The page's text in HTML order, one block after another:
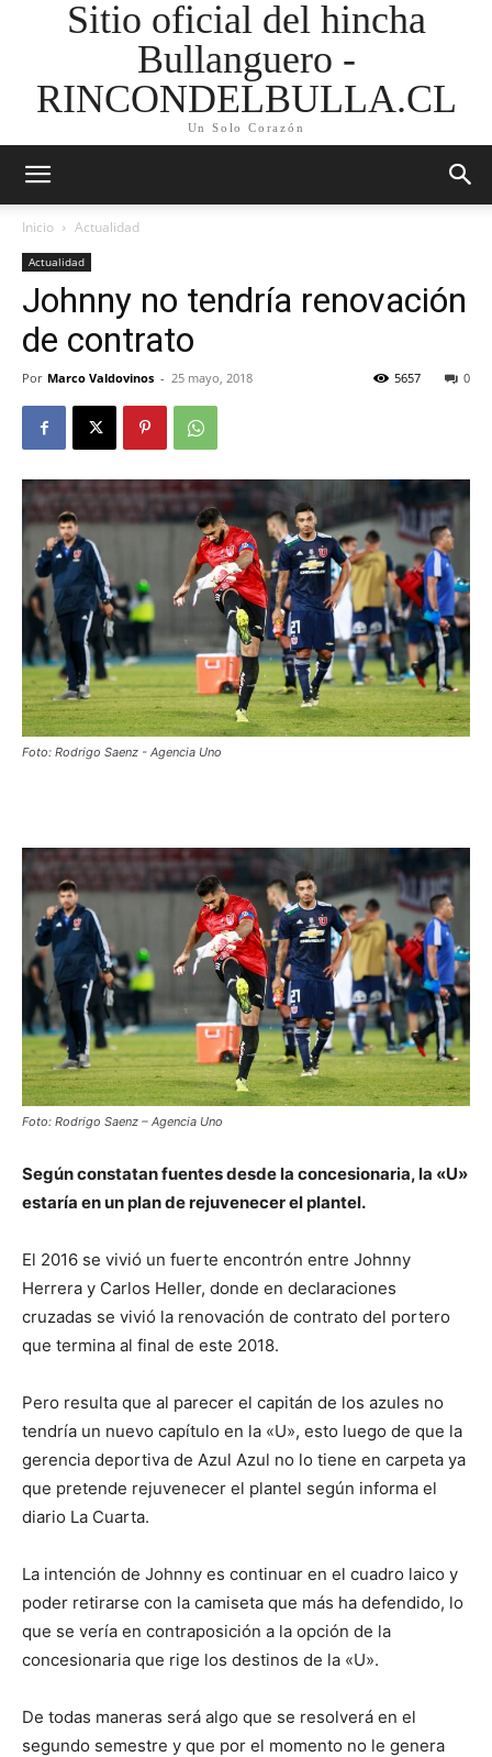
Sitio oficial del hincha
Bullanguero -
RINCONDELBULLA.CL
Un Solo Corazón
Inicio Actualidad
Actualidad
Johnny no tendría renovación
de contrato
Por Marco Valdovinos - 25 mayo, 2018 0
5657
Foto: Rodrigo Saenz - Agencia Uno
Foto: Rodrigo Saenz – Agencia Uno
Según constatan fuentes desde la concesionaria, la «U»
estaría en un plan de rejuvenecer el plantel.
El 2016 se vivió un fuerte encontrón entre Johnny
Herrera y Carlos Heller, donde en declaraciones
cruzadas se vivió la renovación de contrato del portero
que termina al final de este 2018.
Pero resulta que al parecer el capitán de los azules no
tendría un nuevo capítulo en la «U», esto luego de que la
gerencia deportiva de Azul Azul no lo tiene en carpeta ya
que pretende rejuvenecer el plantel según informa el
diario La Cuarta.
La intención de Johnny es continuar en el cuadro laico y
poder retirarse con la camiseta que más ha defendido, lo
que se vería en contraposición a la opción de la
concesionaria que rige los destinos de la «U».
De todas maneras será algo que se resolverá en el
segundo semestre y que por el momento no le genera